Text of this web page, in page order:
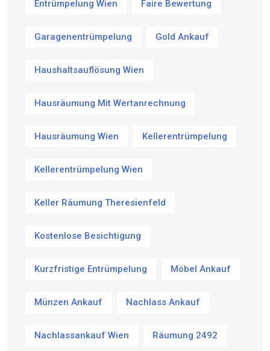
Entrümpelung Wien Faire Bewertung
Garagenentrümpelung Gold Ankauf
Haushaltsauflösung Wien
Hausräumung Mit Wertanrechnung
Hausräumung Wien Kellerentrümpelung
Kellerentrümpelung Wien
Keller Räumung Theresienfeld
Kostenlose Besichtigung
Kurzfristige Entrümpelung Möbel Ankauf
Münzen Ankauf Nachlass Ankauf
Nachlassankauf Wien Räumung 2492